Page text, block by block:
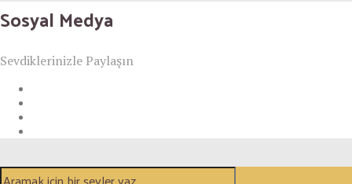
Sosyal Medya
Sevdiklerinizle Paylaşın